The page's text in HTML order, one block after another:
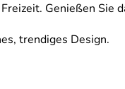
Genießen Sie
trendiges Design.